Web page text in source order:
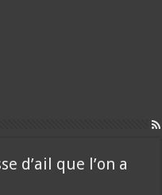
d’ail que l’on a